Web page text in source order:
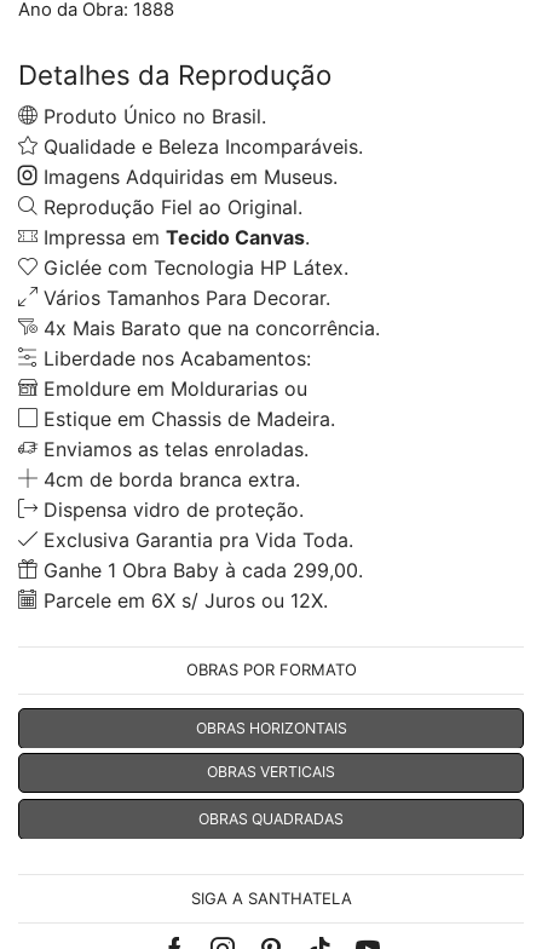
Ano da Obra: 1888
Detalhes da Reprodução
Produto Único no Brasil.
Qualidade e Beleza Incomparáveis.
Imagens Adquiridas em Museus.
Reprodução Fiel ao Original.
Impressa em Tecido Canvas.
Giclée com Tecnologia HP Látex.
Vários Tamanhos Para Decorar.
4x Mais Barato que na concorrência.
Liberdade nos Acabamentos:
Emoldure em Moldurarias ou
Estique em Chassis de Madeira.
Enviamos as telas enroladas.
4cm de borda branca extra.
Dispensa vidro de proteção.
Exclusiva Garantia pra Vida Toda.
Ganhe 1 Obra Baby à cada 299,00.
Parcele em 6X s/ Juros ou 12X.
OBRAS POR FORMATO
OBRAS HORIZONTAIS
OBRAS VERTICAIS
OBRAS QUADRADAS
SIGA A SANTHATELA